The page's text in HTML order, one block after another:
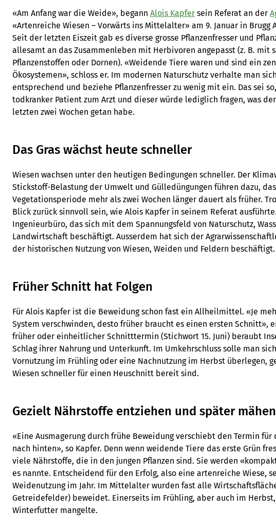
«Am Anfang war die Weide», begann Alois Kapfer sein Referat an der
«Artenreiche Wiesen – Vorwärts ins Mittelalter» am 9. Januar in Brugg
Seit der letzten Eiszeit gab es diverse grosse Pflanzenfresser und
allesamt an das Zusammenleben mit Herbivoren angepasst (z. B. mit
Pflanzenstoffen oder Dornen). «Weidende Tiere waren und sind ein
Ökosystemen», schloss er. Im modernen Naturschutz verhalte man
entsprechend und beziehe Pflanzenfresser zu wenig mit ein. Das sei
todkranker Patient zum Arzt und dieser würde lediglich fragen, was
letzten zwei Wochen getan habe.
Das Gras wächst heute schneller
Wiesen wachsen unter den heutigen Bedingungen schneller. Der
Stickstoff-Belastung der Umwelt und Gülledüngungen führen dazu,
Vegetationsperiode mehr als zwei Wochen länger dauert als früher.
Blick zurück sinnvoll sein, wie Alois Kapfer in seinem Referat
Ingenieurbüro, das sich mit dem Spannungsfeld von Naturschutz,
Landwirtschaft beschäftigt. Ausserdem hat sich der
der historischen Nutzung von Wiesen, Weiden und Feldern beschäftigt.
Früher Schnitt hat Folgen
Für Alois Kapfer ist die Beweidung schon fast ein Allheilmittel. «Je
System verschwinden, desto früher braucht es einen ersten Schnitt»,
früher oder einheitlicher Schnitttermin (Stichwort 15. Juni) beraubt
Schlag ihrer Nahrung und Unterkunft. Im Umkehrschluss solle man
Vornutzung im Frühling oder eine Nachnutzung im Herbst überlegen,
Wiesen schneller für einen Heuschnitt bereit sind.
Gezielt Nährstoffe entziehen und später mähen
«Eine Ausmagerung durch frühe Beweidung verschiebt den Termin für
nach hinten», so Kapfer. Denn wenn weidende Tiere das erste Grün
viele Nährstoffe, die in den jungen Pflanzen sind. Sie werden
es nannte. Entscheidend für den Erfolg, also eine artenreiche Wiese,
Weidenutzung im Jahr. Im Mittelalter wurden fast alle
Getreidefelder) beweidet. Einerseits im Frühling, aber auch im Herbst,
Winterfutter mangelte.